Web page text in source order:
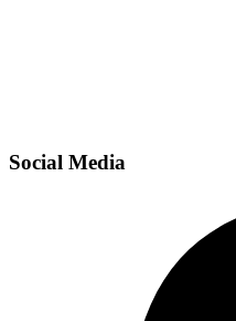
Social Media